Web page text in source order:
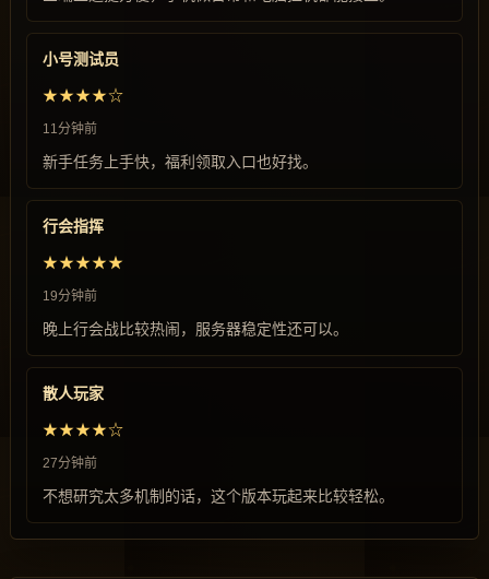
小号测试员
★★★★☆
11分钟前
新手任务上手快，福利领取入口也好找。
行会指挥
★★★★★
19分钟前
晚上行会战比较热闹，服务器稳定性还可以。
散人玩家
★★★★☆
27分钟前
不想研究太多机制的话，这个版本玩起来比较轻松。